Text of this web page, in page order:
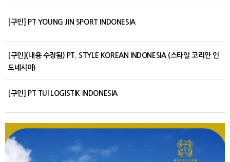
[구인] PT YOUNG JIN SPORT INDONESIA
[구인](내용 수정됨) PT. STYLE KOREAN INDONESIA (스타일 코리안 인
도네시아)
[구인] PT TUI LOGISTIK INDONESIA